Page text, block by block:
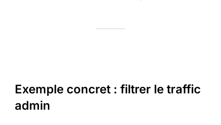
Exemple concret : filtrer le traffic
admin